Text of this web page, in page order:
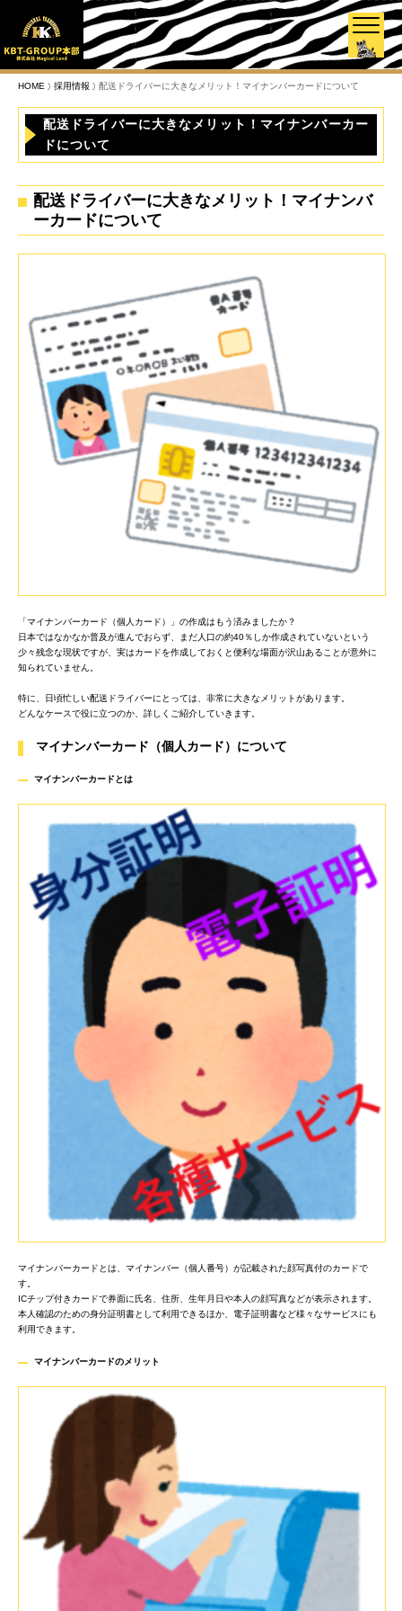
HOME 採用情報 配送ドライバーに大きなメリット！マイナンバーカードについて
配送ドライバーに大きなメリット！マイナンバーカー
ドについて
配送ドライバーに大きなメリット！マイナンバ
ーカードについて
「マイナンバーカード（個人カード）」の作成はもう済みましたか？
日本ではなかなか普及が進んでおらず、まだ人口の約40％しか作成されていないという
少々残念な現状ですが、実はカードを作成しておくと便利な場面が沢山あることが意外に
知られていません。
特に、日頃忙しい配送ドライバーにとっては、非常に大きなメリットがあります。
どんなケースで役に立つのか、詳しくご紹介していきます。
マイナンバーカード（個人カード）について
マイナンバーカードとは
マイナンバーカードとは、マイナンバー（個人番号）が記載された顔写真付のカードで
す。
ICチップ付きカードで券面に氏名、住所、生年月日や本人の顔写真などが表示されます。
本人確認のための身分証明書として利用できるほか、電子証明書など様々なサービスにも
利用できます。
マイナンバーカードのメリッ ト